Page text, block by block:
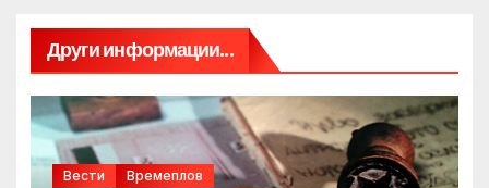
Други информации...
Вести Времеплов